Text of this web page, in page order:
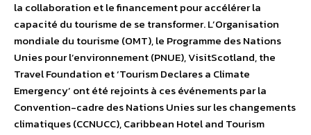
la collaboration et le financement pour accélérer la
capacité du tourisme de se transformer. L’Organisation
mondiale du tourisme (OMT), le Programme des Nations
Unies pour l’environnement (PNUE), VisitScotland, the
Travel Foundation et ‘Tourism Declares a Climate
Emergency’ ont été rejoints à ces événements par la
Convention-cadre des Nations Unies sur les changements
climatiques (CCNUCC), Caribbean Hotel and Tourism